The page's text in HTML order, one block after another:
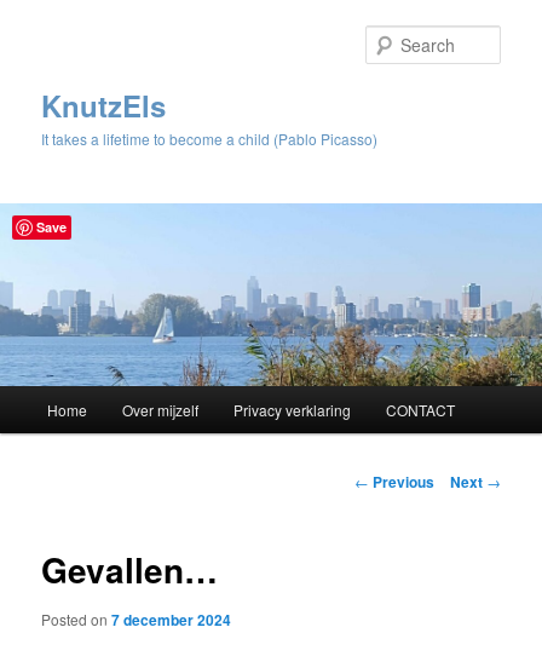
KnutzEls
It takes a lifetime to become a child (Pablo Picasso)
Skip
content
Home Over mijzelf Privacy verklaring CONTACT
Post
← Previous Next →
Gevallen…
Posted on7 december 2024
Save